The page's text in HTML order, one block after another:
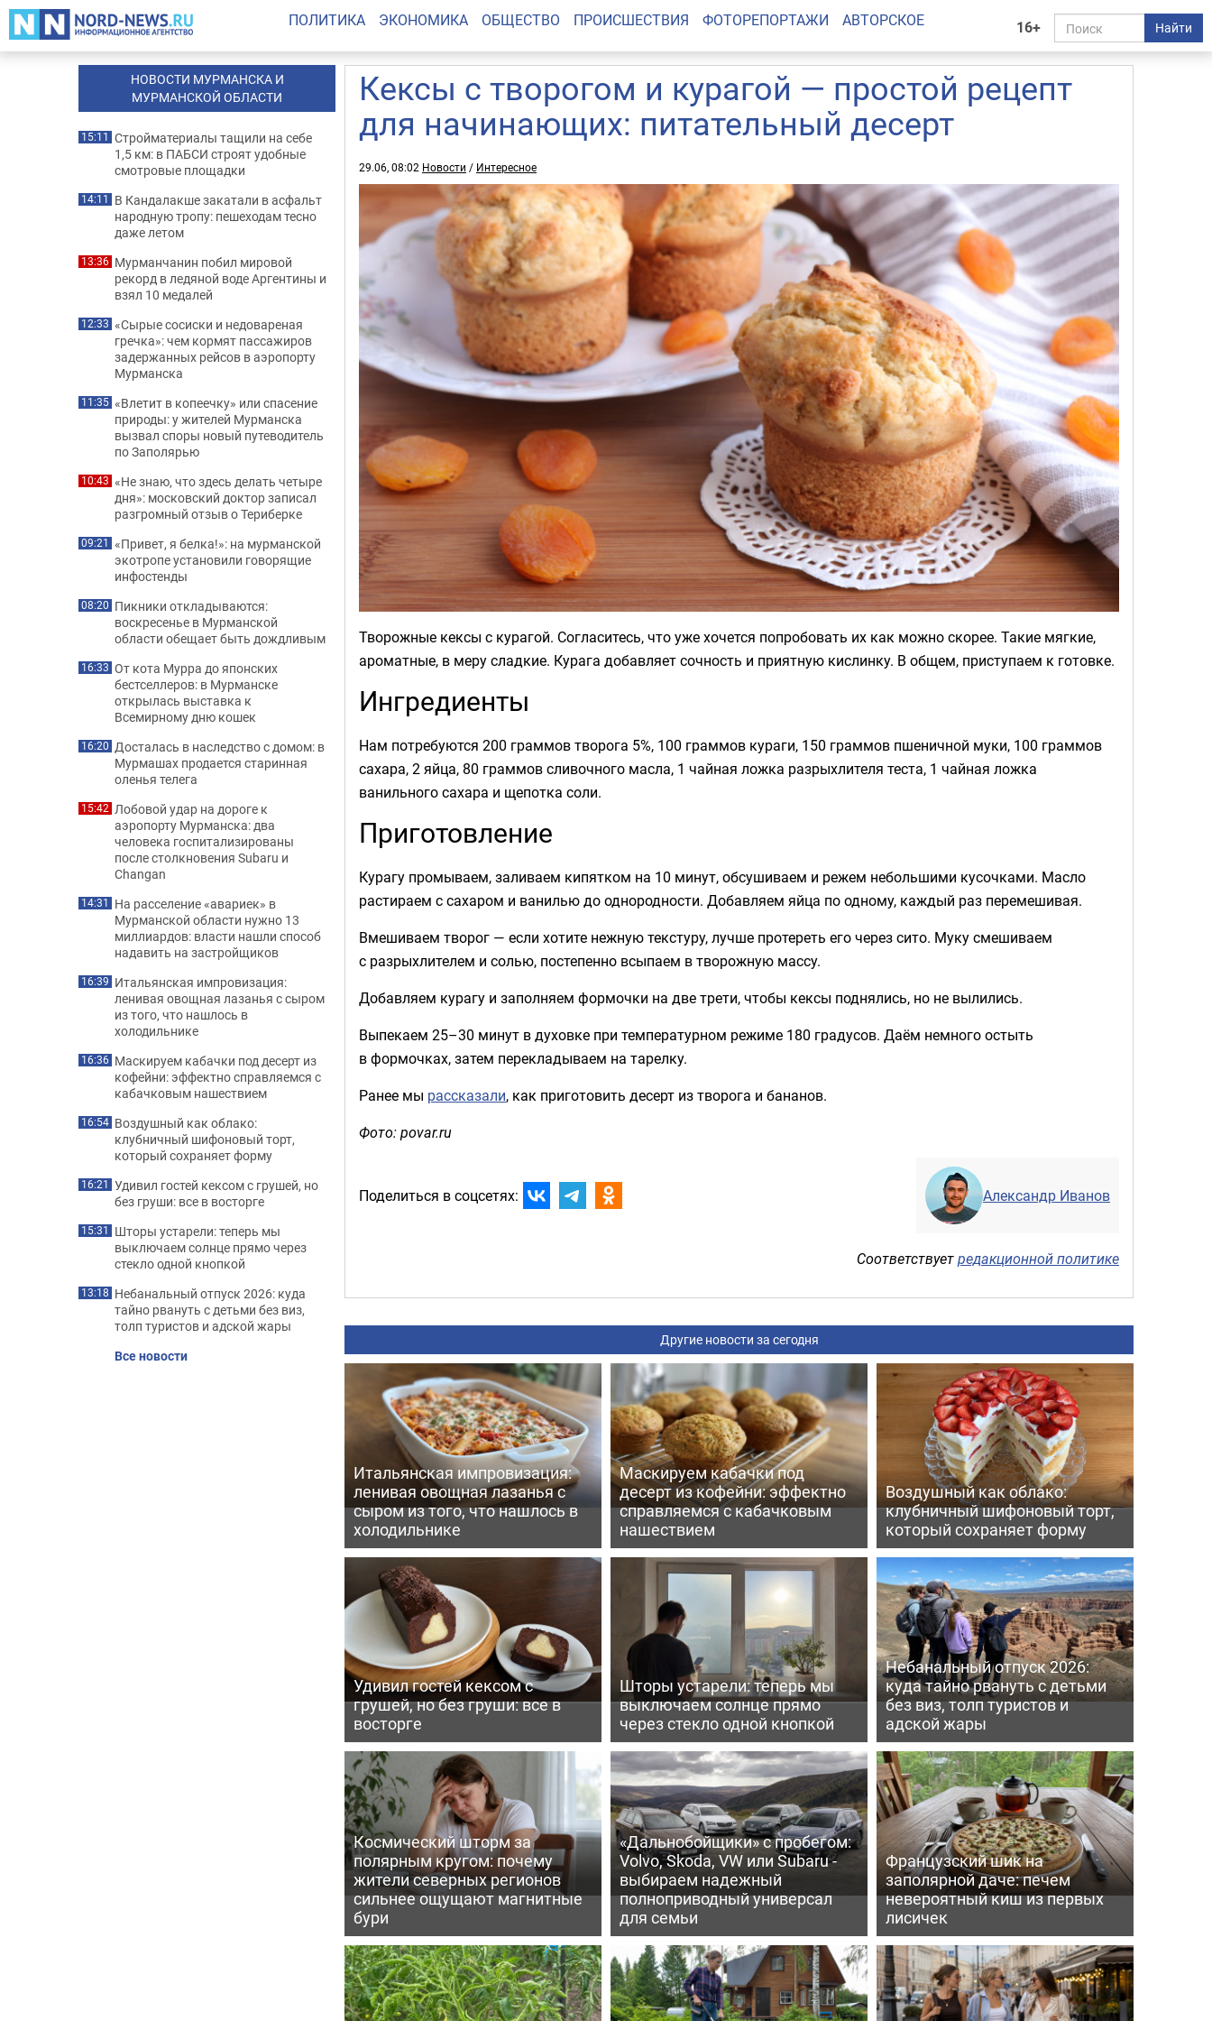
16+ Найти
ПОЛИТИКА ЭКОНОМИКА ОБЩЕСТВО ПРОИСШЕСТВИЯ ФОТОРЕПОРТАЖИ АВТОРСКОЕ
Кексы с творогом и курагой — простой рецепт
для начинающих: питательный десерт
29.06, 08:02 Новости / Интересное
Творожные кексы с курагой. Согласитесь, что уже хочется попробовать их как можно скорее. Такие мягкие,
ароматные, в меру сладкие. Курага добавляет сочность и приятную кислинку. В общем, приступаем к готовке.
Ингредиенты
Нам потребуются 200 граммов творога 5%, 100 граммов кураги, 150 граммов пшеничной муки, 100 граммов
сахара, 2 яйца, 80 граммов сливочного масла, 1 чайная ложка разрыхлителя теста, 1 чайная ложка
ванильного сахара и щепотка соли.
Приготовление
Курагу промываем, заливаем кипятком на 10 минут, обсушиваем и режем небольшими кусочками. Масло
растираем с сахаром и ванилью до однородности. Добавляем яйца по одному, каждый раз перемешивая.
Вмешиваем творог — если хотите нежную текстуру, лучше протереть его через сито. Муку смешиваем
с разрыхлителем и солью, постепенно всыпаем в творожную массу.
Добавляем курагу и заполняем формочки на две трети, чтобы кексы поднялись, но не вылились.
Выпекаем 25–30 минут в духовке при температурном режиме 180 градусов. Даём немного остыть
в формочках, затем перекладываем на тарелку.
Ранее мы рассказали, как приготовить десерт из творога и бананов.
Фото: povar.ru
Поделиться в соцсетях: Александр Иванов
Соответствуетредакционной политике
Другие новости за сегодня
Итальянская импровизация:
ленивая овощная лазанья с
сыром из того, что нашлось в
холодильнике
Маскируем кабачки под
десерт из кофейни: эффектно
справляемся с кабачковым
нашествием
Воздушный как облако:
клубничный шифоновый торт,
который сохраняет форму
Удивил гостей кексом с
грушей, но без груши: все в
восторге
Шторы устарели: теперь мы
выключаем солнце прямо
через стекло одной кнопкой
Небанальный отпуск 2026:
куда тайно рвануть с детьми
без виз, толп туристов и
адской жары
Космический шторм за
полярным кругом: почему
жители северных регионов
сильнее ощущают магнитные
бури
«Дальнобойщики» с пробегом:
Volvo, Skoda, VW или Subaru -
выбираем надежный
полноприводный универсал
для семьи
Французский шик на
заполярной даче: печем
невероятный киш из первых
лисичек
НОВОСТИ МУРМАНСКА И
МУРМАНСКОЙ ОБЛАСТИ
15:11 Стройматериалы тащили на себе
1,5 км: в ПАБСИ строят удобные
смотровые площадки
14:11 В Кандалакше закатали в асфальт
народную тропу: пешеходам тесно
даже летом
13:36 Мурманчанин побил мировой
рекорд в ледяной воде Аргентины и
взял 10 медалей
12:33 «Сырые сосиски и недовареная
гречка»: чем кормят пассажиров
задержанных рейсов в аэропорту
Мурманска
11:35 «Влетит в копеечку» или спасение
природы: у жителей Мурманска
вызвал споры новый путеводитель
по Заполярью
10:43 «Не знаю, что здесь делать четыре
дня»: московский доктор записал
разгромный отзыв о Териберке
09:21 «Привет, я белка!»: на мурманской
экотропе установили говорящие
инфостенды
08:20 Пикники откладываются:
воскресенье в Мурманской
области обещает быть дождливым
16:33 От кота Мурра до японских
бестселлеров: в Мурманске
открылась выставка к
Всемирному дню кошек
16:20 Досталась в наследство с домом: в
Мурмашах продается старинная
оленья телега
15:42 Лобовой удар на дороге к
аэропорту Мурманска: два
человека госпитализированы
после столкновения Subaru и
Changan
14:31 На расселение «авариек» в
Мурманской области нужно 13
миллиардов: власти нашли способ
надавить на застройщиков
16:39 Итальянская импровизация:
ленивая овощная лазанья с сыром
из того, что нашлось в
холодильнике
16:36 Маскируем кабачки под десерт из
кофейни: эффектно справляемся с
кабачковым нашествием
16:54 Воздушный как облако:
клубничный шифоновый торт,
который сохраняет форму
16:21 Удивил гостей кексом с грушей, но
без груши: все в восторге
15:31 Шторы устарели: теперь мы
выключаем солнце прямо через
стекло одной кнопкой
13:18 Небанальный отпуск 2026: куда
тайно рвануть с детьми без виз,
толп туристов и адской жары
Все новости